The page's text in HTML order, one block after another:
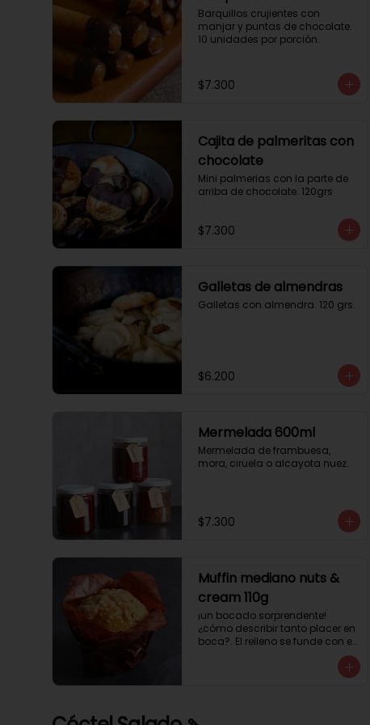
Barquillos crujientes con
manjar y puntas de chocolate.
10 unidades por porción.
$7.300
Cajita de palmeritas con
chocolate
Mini palmerias con la parte de
arriba de chocolate. 120grs
$7.300
Galletas de almendras
Galletas con almendra. 120 grs.
$6.200
Mermelada 600ml
Mermelada de frambuesa,
mora, ciruela o alcayota nuez.
$7.300
Muffin mediano nuts &
cream 110g
¡un bocado sorprendente!
¿cómo describir tanto placer en
boca?. El relleno se funde con el
potencia su masa exquisita.